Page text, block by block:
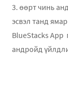
3. өөрт чинь
эсвэл танд
BlueStacks App
андройд